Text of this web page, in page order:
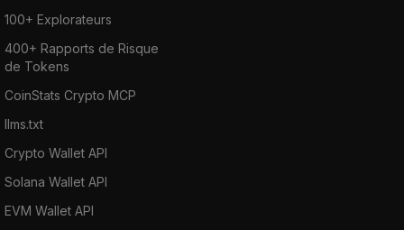
100+ Explorateurs
400+ Rapports de Risque
de Tokens
CoinStats Crypto MCP
llms.txt
Crypto Wallet API
Solana Wallet API
EVM Wallet API